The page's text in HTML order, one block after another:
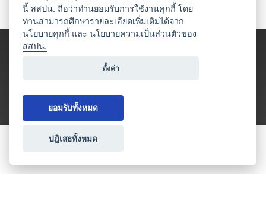
ประเภทธุรกิจไมซ์
นี้ สสปน. ถือว่าท่านยอมรับการใช้งานคุกกี้ โดย
ท่านสามารถศึกษารายละเอียดเพิ่มเติมได้จาก
นโยบายคุกกี้ และนโยบายความเป็นส่วนตัวของ
สสปน.
ตั้งค่า
ยอมรับทั้งหมด
ปฎิเสธทั้งหมด